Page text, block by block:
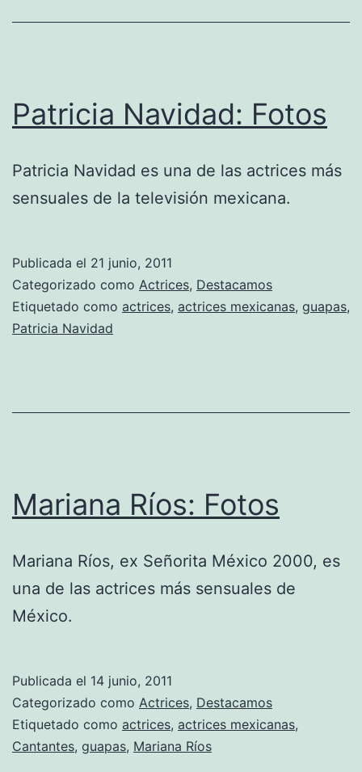
Patricia Navidad: Fotos
Patricia Navidad es una de las actrices más
sensuales de la televisión mexicana.
Publicada el 21 junio, 2011
Categorizado como Actrices, Destacamos
Etiquetado como actrices, actrices mexicanas, guapas,
Patricia Navidad
Mariana Ríos: Fotos
Mariana Ríos, ex Señorita México 2000, es
una de las actrices más sensuales de
México.
Publicada el 14 junio, 2011
Categorizado como Actrices, Destacamos
Etiquetado como actrices, actrices mexicanas,
Cantantes, guapas, Mariana Ríos